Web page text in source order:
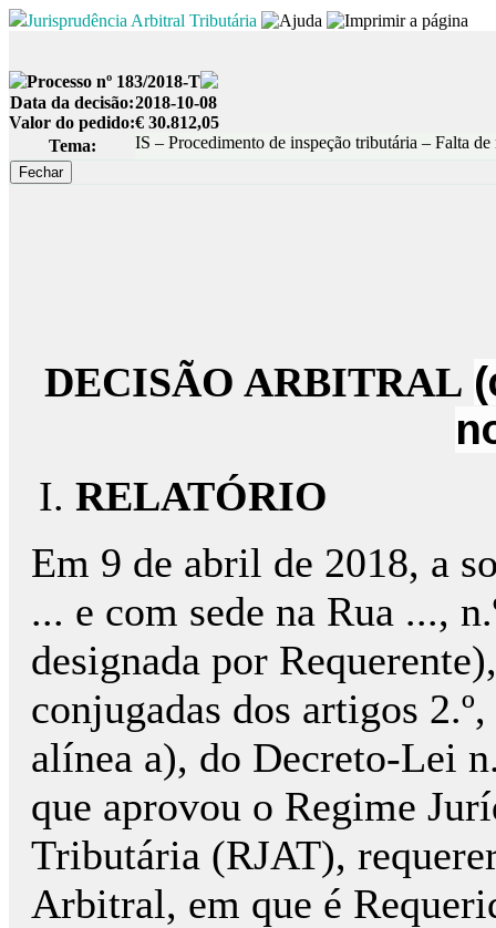
Jurisprudência Arbitral Tributária
Processo nº 183/2018-T
Data da decisão:2018-10-08
Valor do pedido:€ 30.812,05
Tema:
IS – Procedimento de inspeção tributária – Falta
DECISÃO ARBITRAL
RELATÓRIO
Em 9 de abril de 2018, a
... e com sede na Rua ...,
designada por
conjugadas dos artigos
alínea a), do Decreto-Lei
que aprovou o Regime
Tributária (RJAT),
Arbitral, em que é